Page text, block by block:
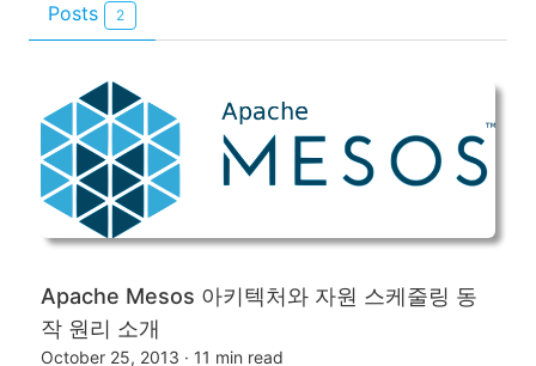
Posts 2
Apache Mesos 아키텍처와 자원 스케줄링 동
작 원리 소개
October 25, 2013 · 11 min read